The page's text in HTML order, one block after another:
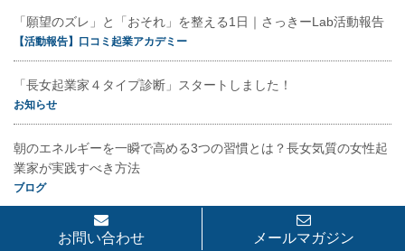
「願望のズレ」と「おそれ」を整える1日｜さっきーLab活動報告
【活動報告】口コミ起業アカデミー
「長女起業家４タイプ診断」スタートしました！
お知らせ
朝のエネルギーを一瞬で高める3つの習慣とは？長女気質の女性起
業家が実践すべき方法
ブログ
お問い合わせ メールマガジン